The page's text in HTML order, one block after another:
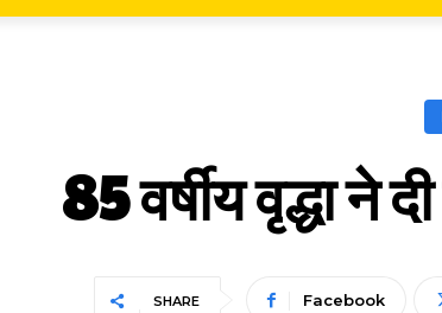
85 वर्षीय वृद्धा ने
SHARE Facebook